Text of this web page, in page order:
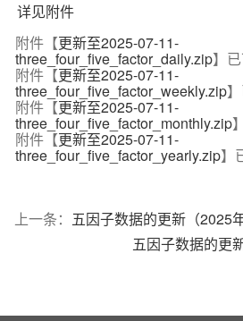
详见附件
附件【更新至2025-07-11-
three_four_five_factor_daily.zip】
附件【更新至2025-07-11-
three_four_five_factor_weekly.zip
附件【更新至2025-07-11-
three_four_five_factor_monthly.zip
附件【更新至2025-07-11-
three_four_five_factor_yearly.zip】
上一条： 五因子数据的更新（2025
五因子数据的更